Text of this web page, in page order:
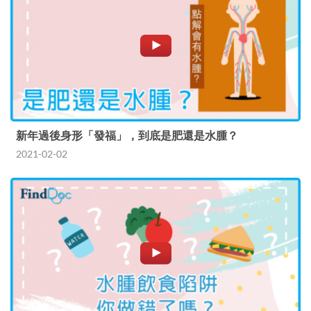
新年過後身形「發福」，到底是肥還是水腫？
2021-02-02